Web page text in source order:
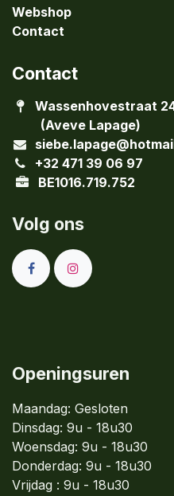
Webshop
Contact
Contact
Wassenhovestraat
(Aveve Lapage)
+32 471 39 06 97
BE1016.719.752
Volg ons
Openingsuren
Maandag: Gesloten
Dinsdag: 9u - 18u30
Woensdag: 9u - 18u30
Donderdag: 9u - 18u30
Vrijdag : 9u - 18u30